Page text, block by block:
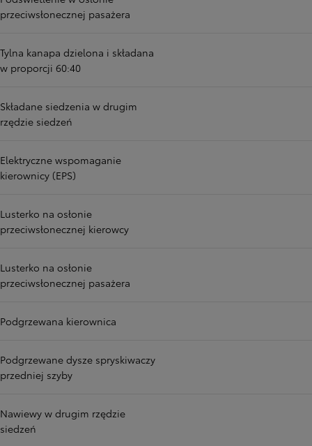
przeciwsłonecznej pasażera
Tylna kanapa dzielona i składana
w proporcji 60:40
Składane siedzenia w drugim
rzędzie siedzeń
Elektryczne wspomaganie
kierownicy (EPS)
Lusterko na osłonie
przeciwsłonecznej kierowcy
Lusterko na osłonie
przeciwsłonecznej pasażera
Podgrzewana kierownica
Podgrzewane dysze spryskiwaczy
przedniej szyby
Nawiewy w drugim rzędzie
siedzeń